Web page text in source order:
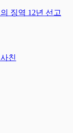
징역 12년 선고
친